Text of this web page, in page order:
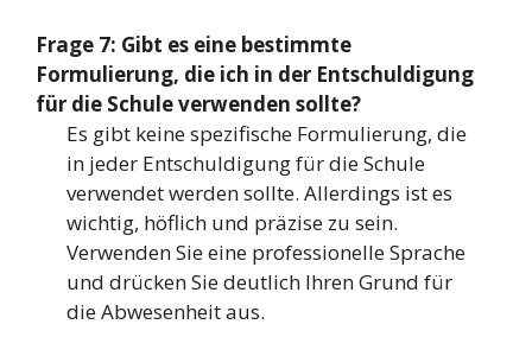
Frage 7: Gibt es eine bestimmte
Formulierung, die ich in der Entschuldigung
für die Schule verwenden sollte?
Es gibt keine spezifische Formulierung, die
in jeder Entschuldigung für die Schule
verwendet werden sollte. Allerdings ist es
wichtig, höflich und präzise zu sein.
Verwenden Sie eine professionelle Sprache
und drücken Sie deutlich Ihren Grund für
die Abwesenheit aus.